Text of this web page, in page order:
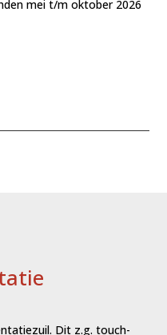
mei t/m oktober 2026
Dit z.g. touch-